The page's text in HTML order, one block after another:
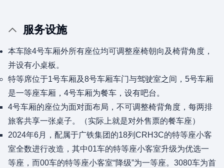
服务设施
本车除4号车厢外所有座位均可调整座椅朝向及椅背角度，
并设有小桌板。
特等席位于1号车厢及8号车厢车门与驾驶室之间，5号车厢
是一等座车厢，4号车厢为餐车，设有吧台。
4号车厢的座位为面对面布局，不可调整椅背角度，每两排
旅客共享一张桌子。（实际上就是对外售票的餐车座）
2024年6月，配属于广铁集团的18列CRH3C的特等座小客
室全数进行改造，其中01车的特等座小客室升级为优选一
等座，而00车的特等座小客室“降级”为一等座。3080车为首